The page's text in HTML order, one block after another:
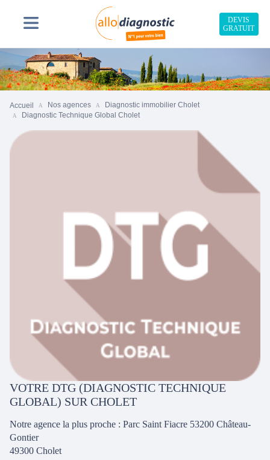
DEVIS
GRATUIT
Accueil Nos agences
Diagnostic immobilier Cholet
Diagnostic Technique Global Cholet
VOTRE DTG (DIAGNOSTIC TECHNIQUE
GLOBAL) SUR CHOLET
Notre agence la plus proche : Parc Saint Fiacre 53200 Château-
Gontier
49300 Cholet